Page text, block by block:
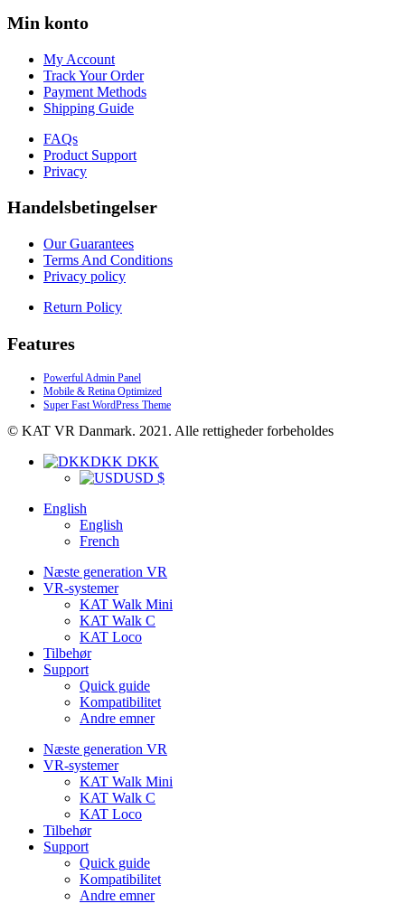
Min konto
My Account
Track Your Order
Payment Methods
Shipping Guide
FAQs
Product Support
Privacy
Handelsbetingelser
Our Guarantees
Terms And Conditions
Privacy policy
Return Policy
Features
Powerful Admin Panel
Mobile & Retina Optimized
Super Fast WordPress Theme
© KAT VR Danmark. 2021. Alle rettigheder forbeholdes
DKK DKK
USD $
English
English
French
Næste generation VR
VR-systemer
KAT Walk Mini
KAT Walk C
KAT Loco
Tilbehør
Support
Quick guide
Kompatibilitet
Andre emner
Næste generation VR
VR-systemer
KAT Walk Mini
KAT Walk C
KAT Loco
Tilbehør
Support
Quick guide
Kompatibilitet
Andre emner